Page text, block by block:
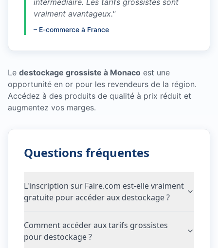
intermédiaire. Les tarifs grossistes sont
vraiment avantageux."
– E-commerce à France
Le destockage grossiste à Monaco est une
opportunité en or pour les revendeurs de la région.
Accédez à des produits de qualité à prix réduit et
augmentez vos marges.
Questions fréquentes
L'inscription sur Faire.com est-elle vraiment
gratuite pour accéder aux destockage ?
Comment accéder aux tarifs grossistes
pour destockage ?